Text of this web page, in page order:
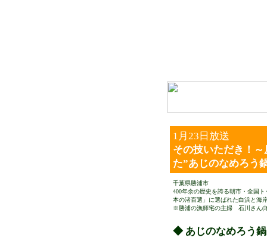
1月23日放送
その技いただき！
た”あじのなめろう
千葉県勝浦市
400年余の歴史を誇る朝市・全国
本の渚百選」に選ばれた白浜と海
※勝浦の漁師宅の主婦 石川さん(
◆ あじのなめろう鍋